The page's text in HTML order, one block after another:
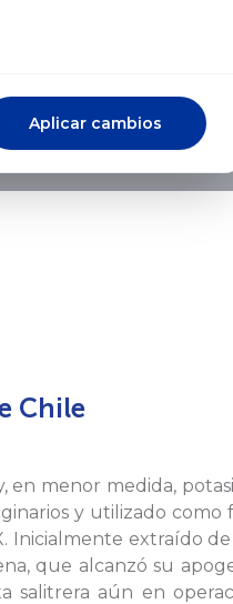
Aplicar cambios
Chile
menor medida,
y utilizado
extraído
que alcanzó su
salitrera aún en